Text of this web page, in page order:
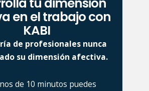
en el trabajo con
KABI
de profesionales nunca
su dimensión afectiva.
de 10 minutos puedes